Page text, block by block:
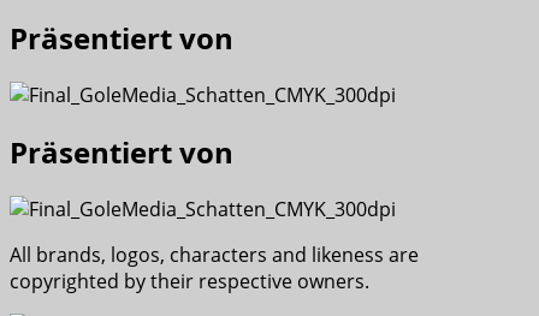
Präsentiert von
Präsentiert von
All brands, logos, characters and likeness are
copyrighted by their respective owners.